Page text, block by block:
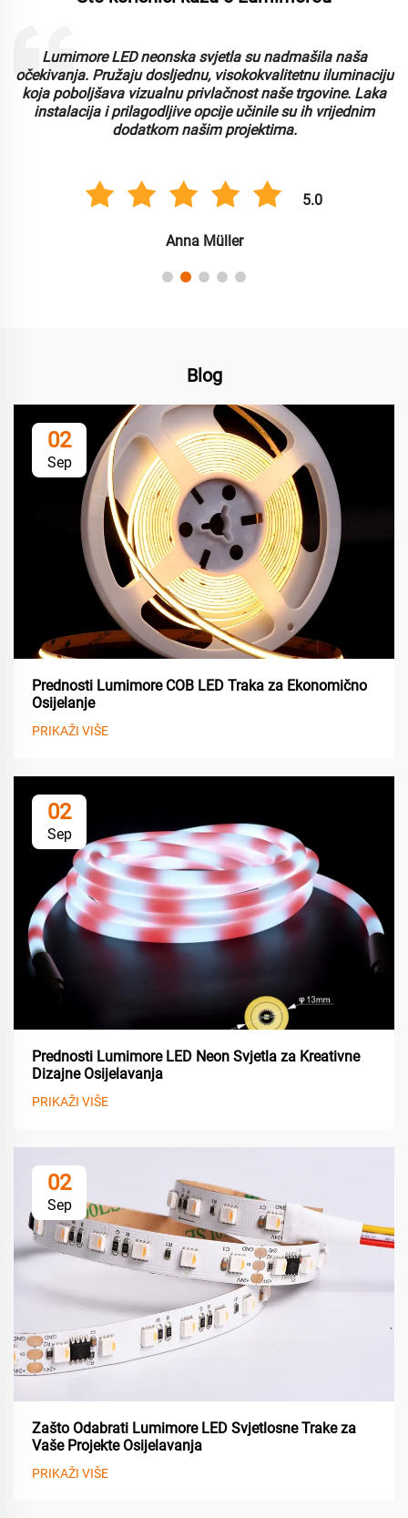
Lumimore LED neonska svjetla su nadmašila naša
očekivanja. Pružaju dosljednu, visokokvalitetnu iluminaciju
koja poboljšava vizualnu privlačnost naše trgovine. Laka
instalacija i prilagodljive opcije učinile su ih vrijednim
dodatkom našim projektima.
5.0
Anna Müller
Blog
02
Sep
Prednosti Lumimore COB LED Traka za Ekonomično
Osijelanje
PRIKAŽI VIŠE
02
Sep
Prednosti Lumimore LED Neon Svjetla za Kreativne
Dizajne Osijelavanja
PRIKAŽI VIŠE
02
Sep
Zašto Odabrati Lumimore LED Svjetlosne Trake za
Vaše Projekte Osijelavanja
PRIKAŽI VIŠE